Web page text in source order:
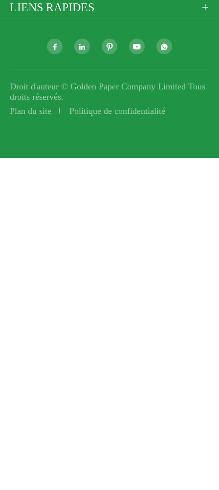
LIENS RAPIDES 
    
Droit d'auteur © Golden Paper Company Limited Tous
droits réservés.
Plan du site
Politique de confidentialité